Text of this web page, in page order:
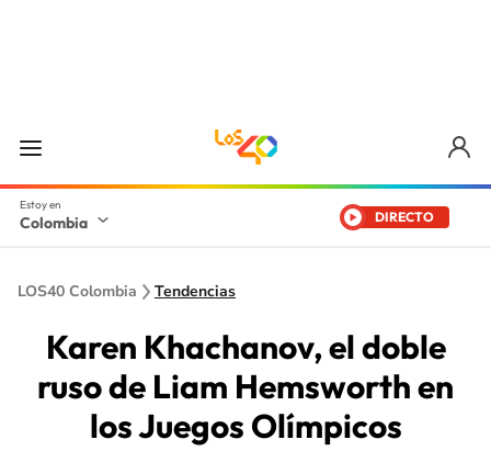
Colombia DIRECTO
LOS40 Colombia Tendencias
Karen Khachanov, el doble
ruso de Liam Hemsworth en
los Juegos Olímpicos